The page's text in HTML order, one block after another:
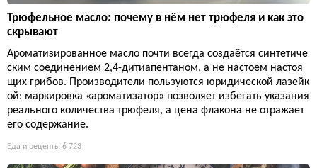
Трюфельное масло: почему в нём нет трюфеля и как это
скрывают
Ароматизированное масло почти всегда создаётся синтетиче
ским соединением 2,4-дитиапентаном, а не настоем настоя
щих грибов. Производители пользуются юридической лазейк
ой: маркировка «ароматизатор» позволяет избегать указания
реального количества трюфеля, а цена флакона не отражает
его содержание.
Еда и рецепты 6 723